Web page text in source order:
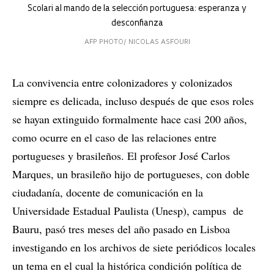
Scolari al mando de la selección portuguesa: esperanza y
desconfianza
AFP PHOTO/ NICOLAS ASFOURI
La convivencia entre colonizadores y colonizados
siempre es delicada, incluso después de que esos roles
se hayan extinguido formalmente hace casi 200 años,
como ocurre en el caso de las relaciones entre
portugueses y brasileños. El profesor José Carlos
Marques, un brasileño hijo de portugueses, con doble
ciudadanía, docente de comunicación en la
Universidade Estadual Paulista (Unesp), campus de
Bauru, pasó tres meses del año pasado en Lisboa
investigando en los archivos de siete periódicos locales
un tema en el cual la histórica condición política de